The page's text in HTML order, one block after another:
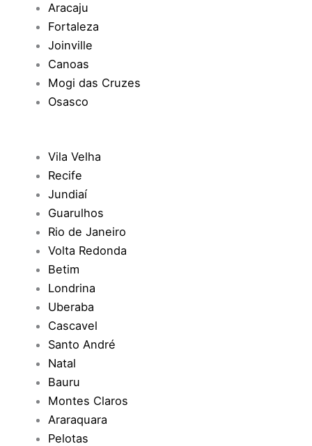
Aracaju
Fortaleza
Joinville
Canoas
Mogi das Cruzes
Osasco
Vila Velha
Recife
Jundiaí
Guarulhos
Rio de Janeiro
Volta Redonda
Betim
Londrina
Uberaba
Cascavel
Santo André
Natal
Bauru
Montes Claros
Araraquara
Pelotas